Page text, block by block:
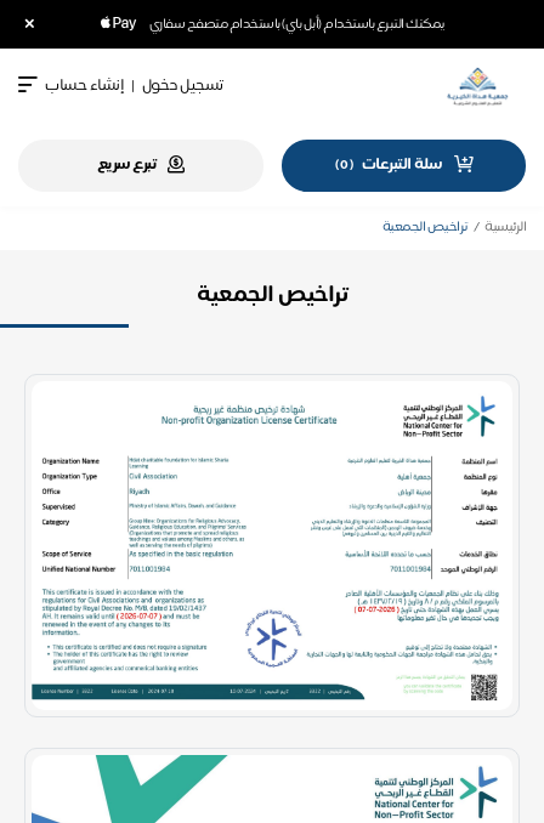
يمكنك التبرع باستخدام (أبل باي) باستخدام متصفح سفاري ×
تسجيل دخول إنشاء حساب
سلة التبرعات 0
) تبرع سريع
الرئيسية تراخيص الجمعية
تراخيص الجمعية